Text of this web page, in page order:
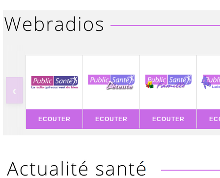
‹
ECOUTER ECOUTER ECOUTER